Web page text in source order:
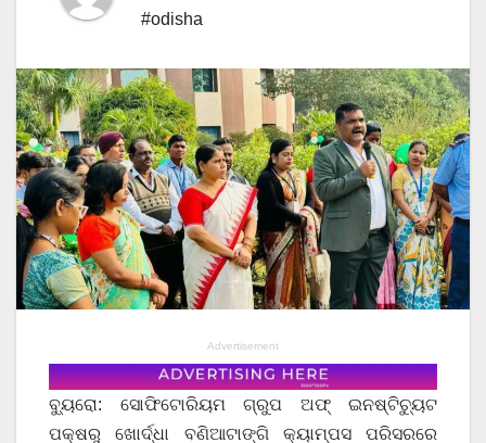
#odisha
Advertisement
ବ୍ୟୁରୋ: ସୋଫିଟୋରିୟମ ଗ୍ରୁପ ଅଫ୍ ଇନଷ୍ଟିଚ୍ୟୁଟ
ପକ୍ଷରୁ ଖୋର୍ଦ୍ଧା ବଣିଆଟାଙ୍ଗି କ୍ୟାମ୍ପସ ପରିସରରେ